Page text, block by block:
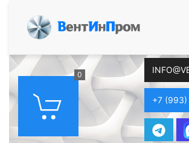
ВентИнПром
0
+7